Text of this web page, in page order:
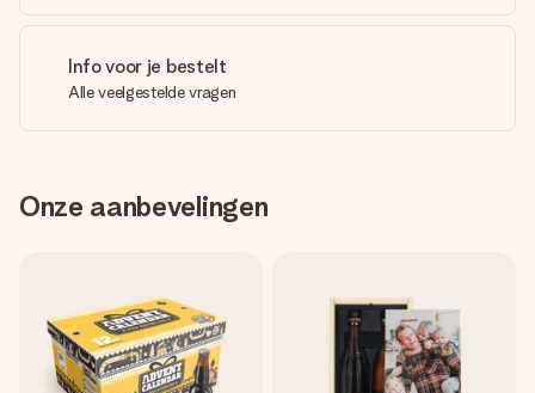
Info voor je bestelt
Alle veelgestelde vragen
Onze aanbevelingen